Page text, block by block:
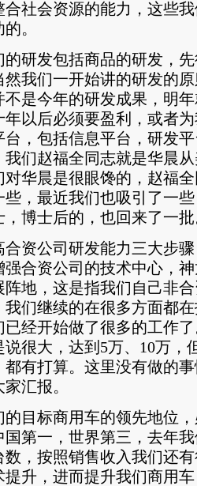
合社会资源的能力，这些
。
发包括商品的研发，先
然我们一开始讲的研发的
不是今年的研发成果，明
年以后必须要盈利，或者
台，包括信息平台，研发
我们赵福全同志就是华晨
对华晨是很眼馋的，赵福
些，最近我们也吸引了一
，博士后的，也回来了一
公司研发能力三大步骤
强合资公司的技术中心，
阵地，这是指我们自己非
我们继续的在很多方面都
已经开始做了很多的工作
说很大，达到5万、10万，
都有打算。这里没有做的
汇报。
标商用车的领先地位，
国第一，世界第三，去年
数，按照销售收入我们还
提升，进而提升我们商用